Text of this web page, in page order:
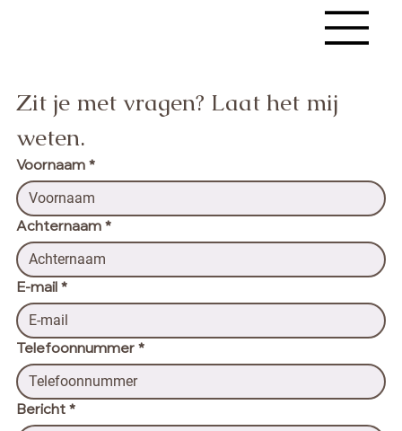
Zit je met vragen? Laat het mij
weten.
Voornaam *
Achternaam *
E-mail *
Telefoonnummer *
Bericht *